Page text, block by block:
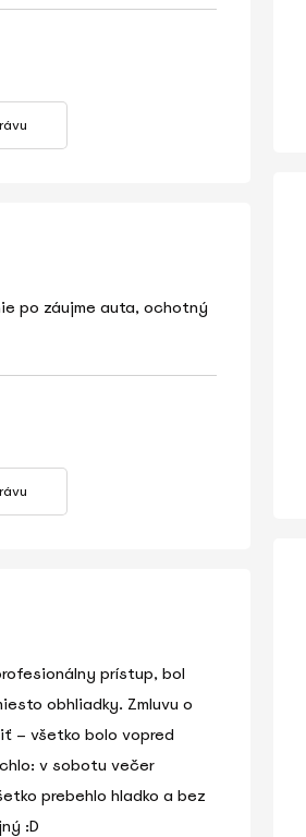
po záujme auta, ochotný
prístup, bol
obhliadky. Zmluvu o
– všetko bolo vopred
v sobotu večer
prebehlo hladko a bez
:D